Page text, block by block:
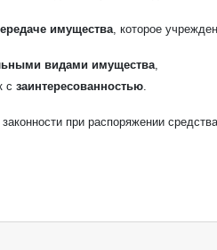
имущества , которое
видами имущества
с заинтересованностью
при распоряжении